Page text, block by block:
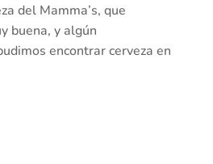
del Mamma’s, que
buena, y algún
encontrar cerveza en